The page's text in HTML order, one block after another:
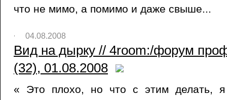
что не мимо, а помимо и даже свыше...
04.08.2008
Вид на дырку // 4room:/форум
(32), 01.08.2008
« Это плохо, но что с этим делать,